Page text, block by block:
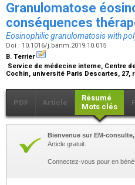
Granulomatose
conséquences
Eosinophilic granulomatosis with
Doi : 10.1016/j.banm.2019.10.015
B. Terrier
Service de médecine interne, Centre
Cochin, université Paris Descartes, 27,
PDF Article
Résumé
Mots clés
Bienvenue sur EM-
Article gratuit.
Connectez-vous pour en